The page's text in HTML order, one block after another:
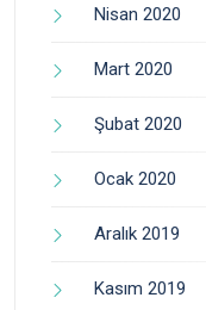
Nisan 2020
Mart 2020
Şubat 2020
Ocak 2020
Aralık 2019
Kasım 2019